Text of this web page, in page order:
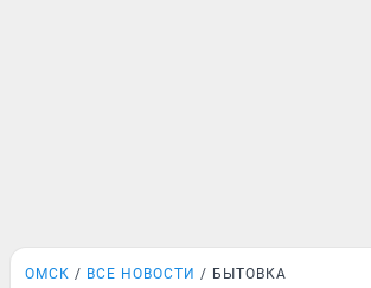
ОМСК ВСЕ НОВОСТИ БЫТОВКА